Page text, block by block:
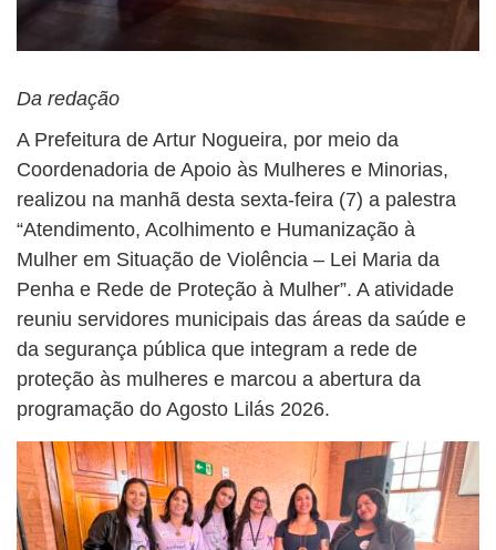
Da redação
A Prefeitura de Artur Nogueira, por meio da
Coordenadoria de Apoio às Mulheres e Minorias,
realizou na manhã desta sexta-feira (7) a palestra
“Atendimento, Acolhimento e Humanização à
Mulher em Situação de Violência – Lei Maria da
Penha e Rede de Proteção à Mulher”. A atividade
reuniu servidores municipais das áreas da saúde e
da segurança pública que integram a rede de
proteção às mulheres e marcou a abertura da
programação do Agosto Lilás 2026.